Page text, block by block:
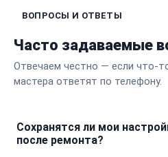
ВОПРОСЫ И ОТВЕТЫ
Часто задаваемые
Отвечаем честно — если что-
мастера ответят по телефону.
Сохранятся ли мои
после ремонта?